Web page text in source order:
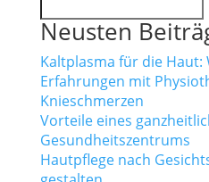
Neusten
Kaltplasma für die Haut:
Erfahrungen mit
Knieschmerzen
Vorteile eines
Gesundheitszentrums
Hautpflege nach